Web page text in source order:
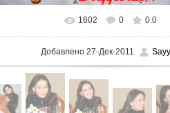
1602 0 0.0
Добавлено 27-Дек-2011